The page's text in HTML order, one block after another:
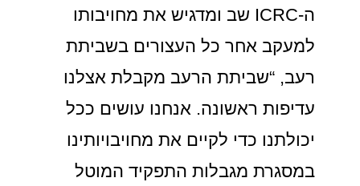
ה-ICRC שב ומדגיש את מחויבותו
למעקב אחר כל העצורים בשביתת
רעב, “שביתת הרעב מקבלת אצלנו
עדיפות ראשונה. אנחנו עושים ככל
יכולתנו כדי לקיים את מחויבויותינו
במסגרת מגבלות התפקיד המוטל